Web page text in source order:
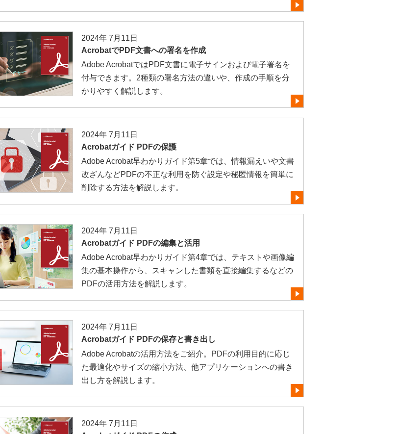
2024年 7月11日
AcrobatでPDF文書への署名を作成
Adobe AcrobatではPDF文書に電子サインおよび電子署名を
付与できます。2種類の署名方法の違いや、作成の手順を分
かりやすく解説します。
2024年 7月11日
Acrobatガイド PDFの保護
Adobe Acrobat早わかりガイド第5章では、情報漏えいや文書
改ざんなどPDFの不正な利用を防ぐ設定や秘匿情報を簡単に
削除する方法を解説します。
2024年 7月11日
Acrobatガイド PDFの編集と活用
Adobe Acrobat早わかりガイド第4章では、テキストや画像編
集の基本操作から、スキャンした書類を直接編集するなどの
PDFの活用方法を解説します。
2024年 7月11日
Acrobatガイド PDFの保存と書き出し
Adobe Acrobatの活用方法をご紹介。PDFの利用目的に応じ
た最適化やサイズの縮小方法、他アプリケーションへの書き
出し方を解説します。
2024年 7月11日